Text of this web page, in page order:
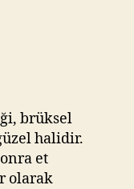
brüksel
halidir.
et
olarak